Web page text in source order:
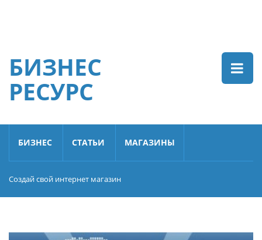
БИЗНЕС
РЕСУРС
БИЗНЕС СТАТЬИ МАГАЗИНЫ
Создай свой интернет магазин